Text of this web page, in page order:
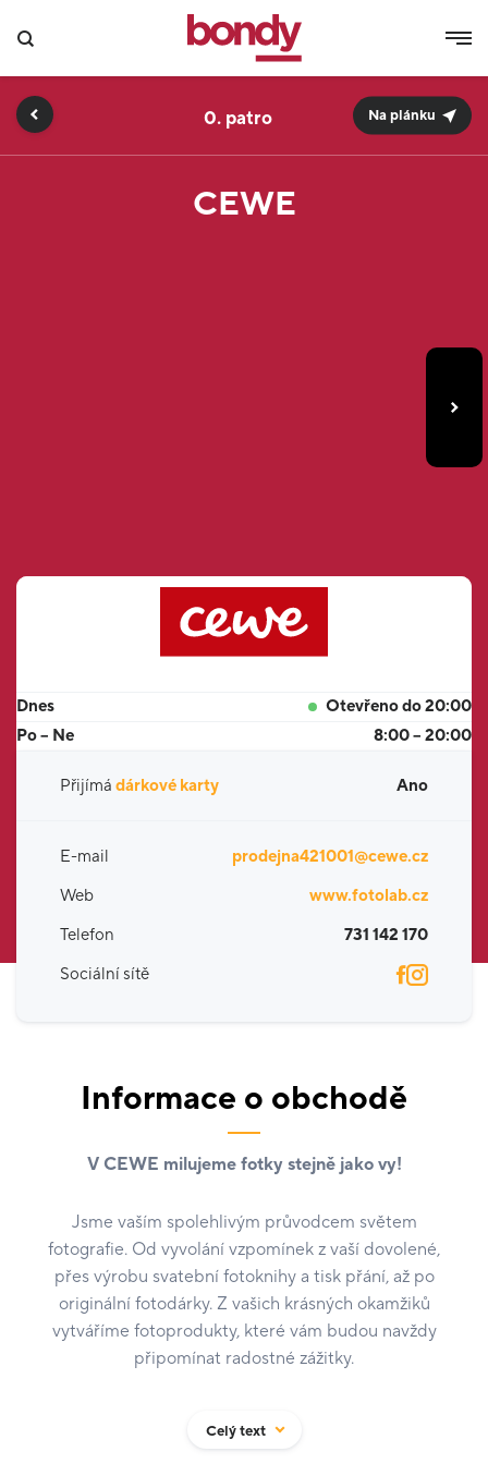
CEWE
0. Na plánku
Dnes
Otevřeno do 20:00
Po – Ne
8:00 – 20:00
Přijímá dárkové karty Ano
E-mail
prodejna421001@cewe.cz
Web
www.fotolab.cz
Telefon
731 142 170
Sociální sítě
Informace o obchodě
V CEWE milujeme fotky stejně jako vy!
Jsme vaším spolehlivým průvodcem světem
fotografie. Od vyvolání vzpomínek z vaší dovolené,
přes výrobu svatební fotoknihy a tisk přání, až po
originální fotodárky. Z vašich krásných okamžiků
vytváříme fotoprodukty, které vám budou navždy
připomínat radostné zážitky.
U nás na prodejně si:
Celý text